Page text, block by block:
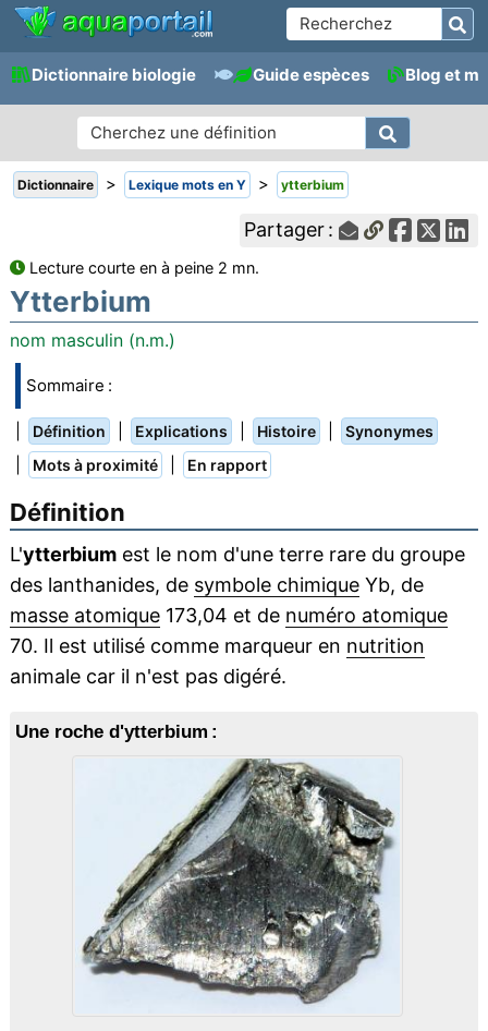
Dictionnaire biologie Guide espèces Blog et
Dictionnaire > Lexique mots en Y > ytterbium
Partager :
Lecture courte en à peine 2 mn.
Ytterbium
nom masculin (n.m.)
Sommaire :
Définition Explications Histoire Synonymes
Mots à proximité En rapport
Définition
L'ytterbiumest le nom d'une terre rare du groupe
des lanthanides, de symbole chimiqueYb, de
masse atomique173,04 et de numéro atomique
70. Il est utilisé comme marqueur en nutrition
animale car il n'est pas digéré.
Une roche d'ytterbium :